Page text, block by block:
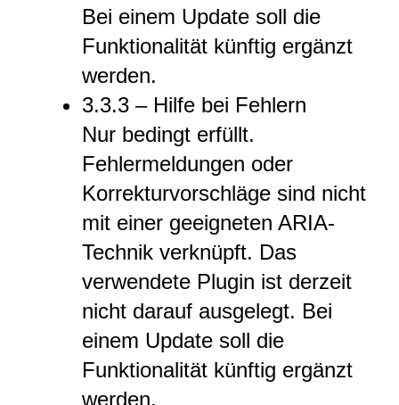
Bei einem Update soll die
Funktionalität künftig ergänzt
werden.
3.3.3 – Hilfe bei Fehlern
Nur bedingt erfüllt.
Fehlermeldungen oder
Korrekturvorschläge sind nicht
mit einer geeigneten ARIA-
Technik verknüpft. Das
verwendete Plugin ist derzeit
nicht darauf ausgelegt. Bei
einem Update soll die
Funktionalität künftig ergänzt
werden.